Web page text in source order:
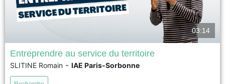
voir
03:14
Entreprendre au service du territoire
SLITINE Romain - IAE Paris-Sorbonne